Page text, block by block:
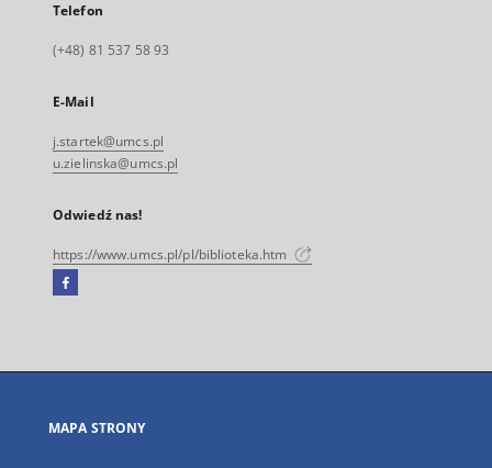
Telefon
(+48) 81 537 58 93
E-Mail
j.startek@umcs.pl
u.zielinska@umcs.pl
Odwiedź nas!
https://www.umcs.pl/pl/biblioteka.htm
Facebook
się
karcie
MAPA STRONY